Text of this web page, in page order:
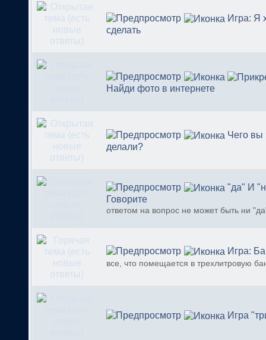
Игра: Я
сделать
Найди фото в интернете
Чего вы
делали?
"да" И
Говорите
ответом на вопрос не может быть ни
Игра:
все, что помещается в трехлитровую
Игра